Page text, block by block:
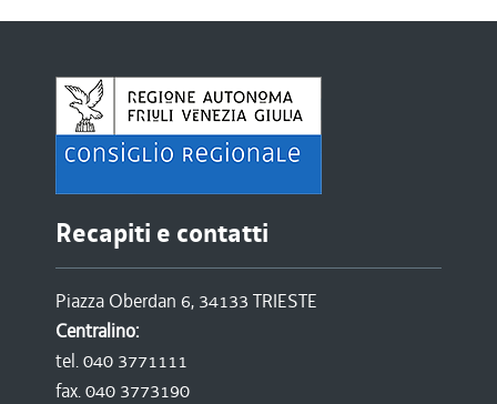
Recapiti e contatti
Piazza Oberdan 6, 34133 TRIESTE
Centralino:
tel. 040 3771111
fax. 040 3773190